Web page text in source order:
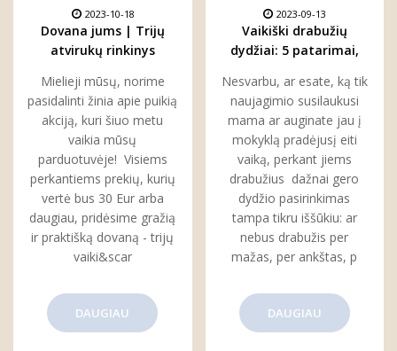
2023-10-18
Dovana jums | Trijų
atvirukų rinkinys
Mielieji mūsų, norime
pasidalinti žinia apie puikią
akciją, kuri šiuo metu
vaikia mūsų
parduotuvėje! Visiems
perkantiems prekių, kurių
vertė bus 30 Eur arba
daugiau, pridėsime gražią
ir praktišką dovaną - trijų
vaiki&scar
DAUGIAU
2023-09-13
Vaikiški drabužių
dydžiai: 5 patarimai,
pasirinkti
Nesvarbu, ar esate, ką tik
naujagimio susilaukusi
mama ar auginate jau į
mokyklą pradėjusį eiti
vaiką, perkant jiems
drabužius dažnai gero
dydžio pasirinkimas
tampa tikru iššūkiu: ar
nebus drabužis per
mažas, per ankštas, p
DAUGIAU